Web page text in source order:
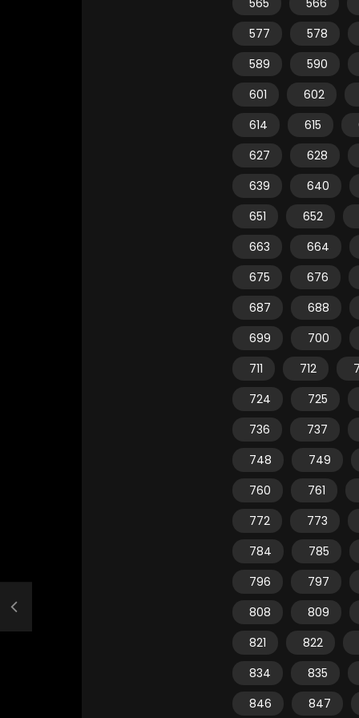
565
566
577
578
589
590
601
602
614
615
627
628
639
640
651
652
663
664
675
676
687
688
699
700
711
712
724
725
736
737
748
749
760
761
772
773
784
785
796
797
808
809
821
822
834
835
846
847